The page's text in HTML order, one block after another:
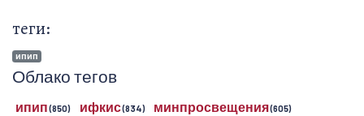
теги:
ипип
Облако тегов
ипип(850) ифкис(834) минпросвещения(605)